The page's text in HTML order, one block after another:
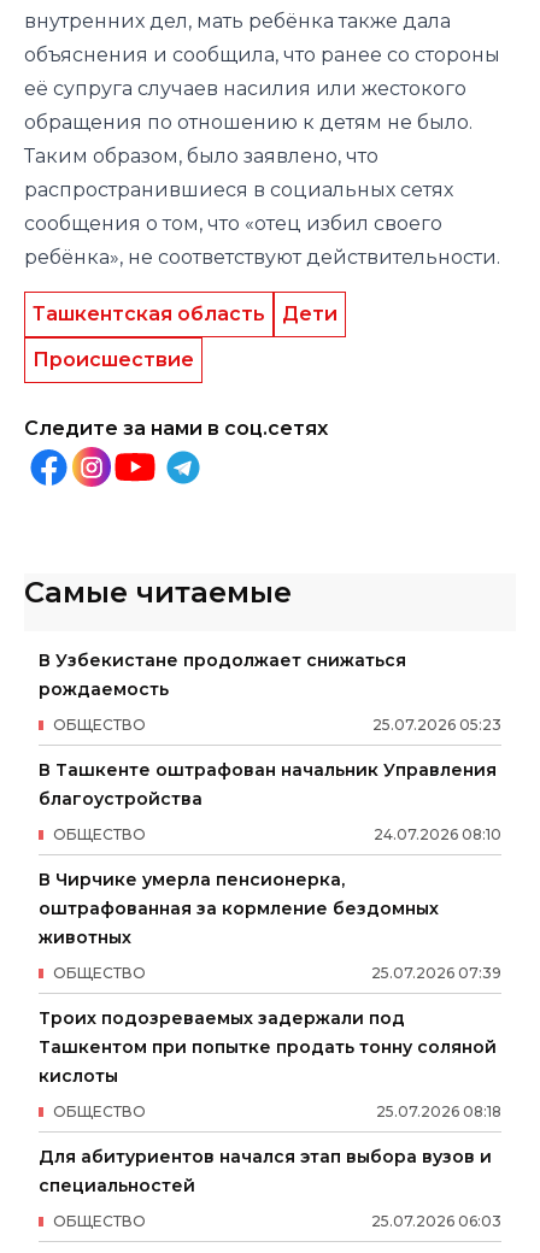
внутренних дел, мать ребёнка также дала
объяснения и сообщила, что ранее со стороны
её супруга случаев насилия или жестокого
обращения по отношению к детям не было.
Таким образом, было заявлено, что
распространившиеся в социальных сетях
сообщения о том, что «отец избил своего
ребёнка», не соответствуют действительности.
Ташкентская область
Дети
Происшествие
Следите за нами в соц.сетях
Самые читаемые
В Узбекистане продолжает снижаться
рождаемость
25.07.2026 05:23
ОБЩЕСТВО
В Ташкенте оштрафован начальник Управления
благоустройства
24.07.2026 08:10
ОБЩЕСТВО
В Чирчике умерла пенсионерка,
оштрафованная за кормление бездомных
животных
25.07.2026 07:39
ОБЩЕСТВО
Троих подозреваемых задержали под
Ташкентом при попытке продать тонну соляной
кислоты
25.07.2026 08:18
ОБЩЕСТВО
Для абитуриентов начался этап выбора вузов и
специальностей
25.07.2026 06:03
ОБЩЕСТВО